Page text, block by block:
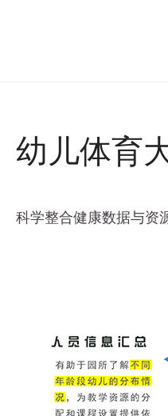
幼儿体育
科学整合健康数据与资